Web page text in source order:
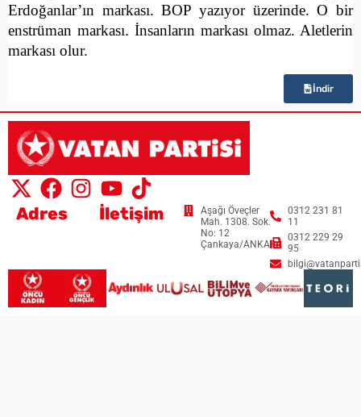
Erdoğanlar’ın markası. BOP yazıyor üzerinde. O bir
enstrüman markası. İnsanların markası olmaz. Aletlerin
markası olur.
İndir
Adres
Aşağı Öveçler
Mah. 1308. Sok.
No: 12
Çankaya/ANKARA
İletişim
0312 231 81
11
0312 229 29
95